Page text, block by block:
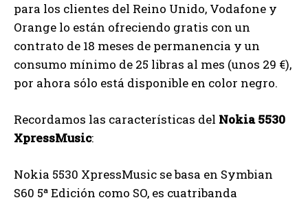
para los clientes del Reino Unido, Vodafone y
Orange lo están ofreciendo gratis con un
contrato de 18 meses de permanencia y un
consumo mínimo de 25 libras al mes (unos 29 €),
por ahora sólo está disponible en color negro.
Recordamos las características del Nokia 5530
XpressMusic:
Nokia 5530 XpressMusic se basa en Symbian
S60 5ª Edición como SO, es cuatribanda